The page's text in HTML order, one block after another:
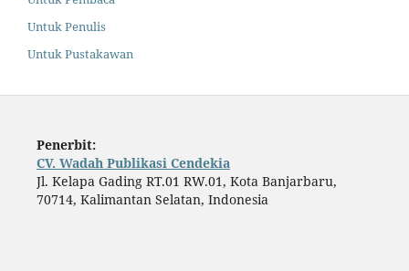
Untuk Penulis
Untuk Pustakawan
Penerbit:
CV. Wadah Publikasi Cendekia
Jl. Kelapa Gading RT.01 RW.01, Kota Banjarbaru,
70714, Kalimantan Selatan, Indonesia